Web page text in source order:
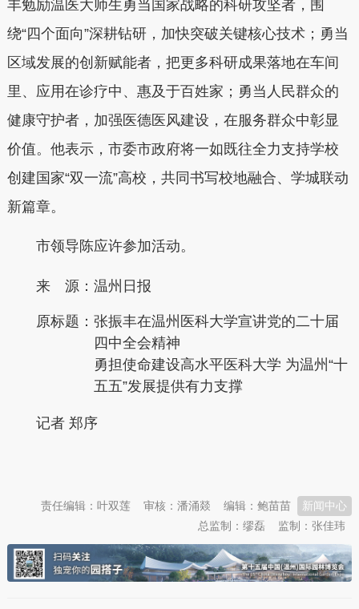
丰勉励温医大师生勇当国家战略的科研攻坚者，围
绕“四个面向”深耕钻研，加快突破关键核心技术；勇当
区域发展的创新赋能者，把更多科研成果落地在车间
里、应用在诊疗中、惠及于百姓家；勇当人民群众的
健康守护者，加强医德医风建设，在服务群众中彰显
价值。他表示，市委市政府将一如既往全力支持学校
创建国家“双一流”高校，共同书写校地融合、学城联动
新篇章。
市领导陈应许参加活动。
来 源：温州日报
原标题： 张振丰在温州医科大学宣讲党的二十届
四中全会精神
勇担使命建设高水平医科大学 为温州“十
五五”发展提供有力支撑
记者 郑序
新闻中心
编辑：鲍苗苗
审核：潘涌燚
责任编辑：叶双莲
监制：张佳玮
总监制：缪磊